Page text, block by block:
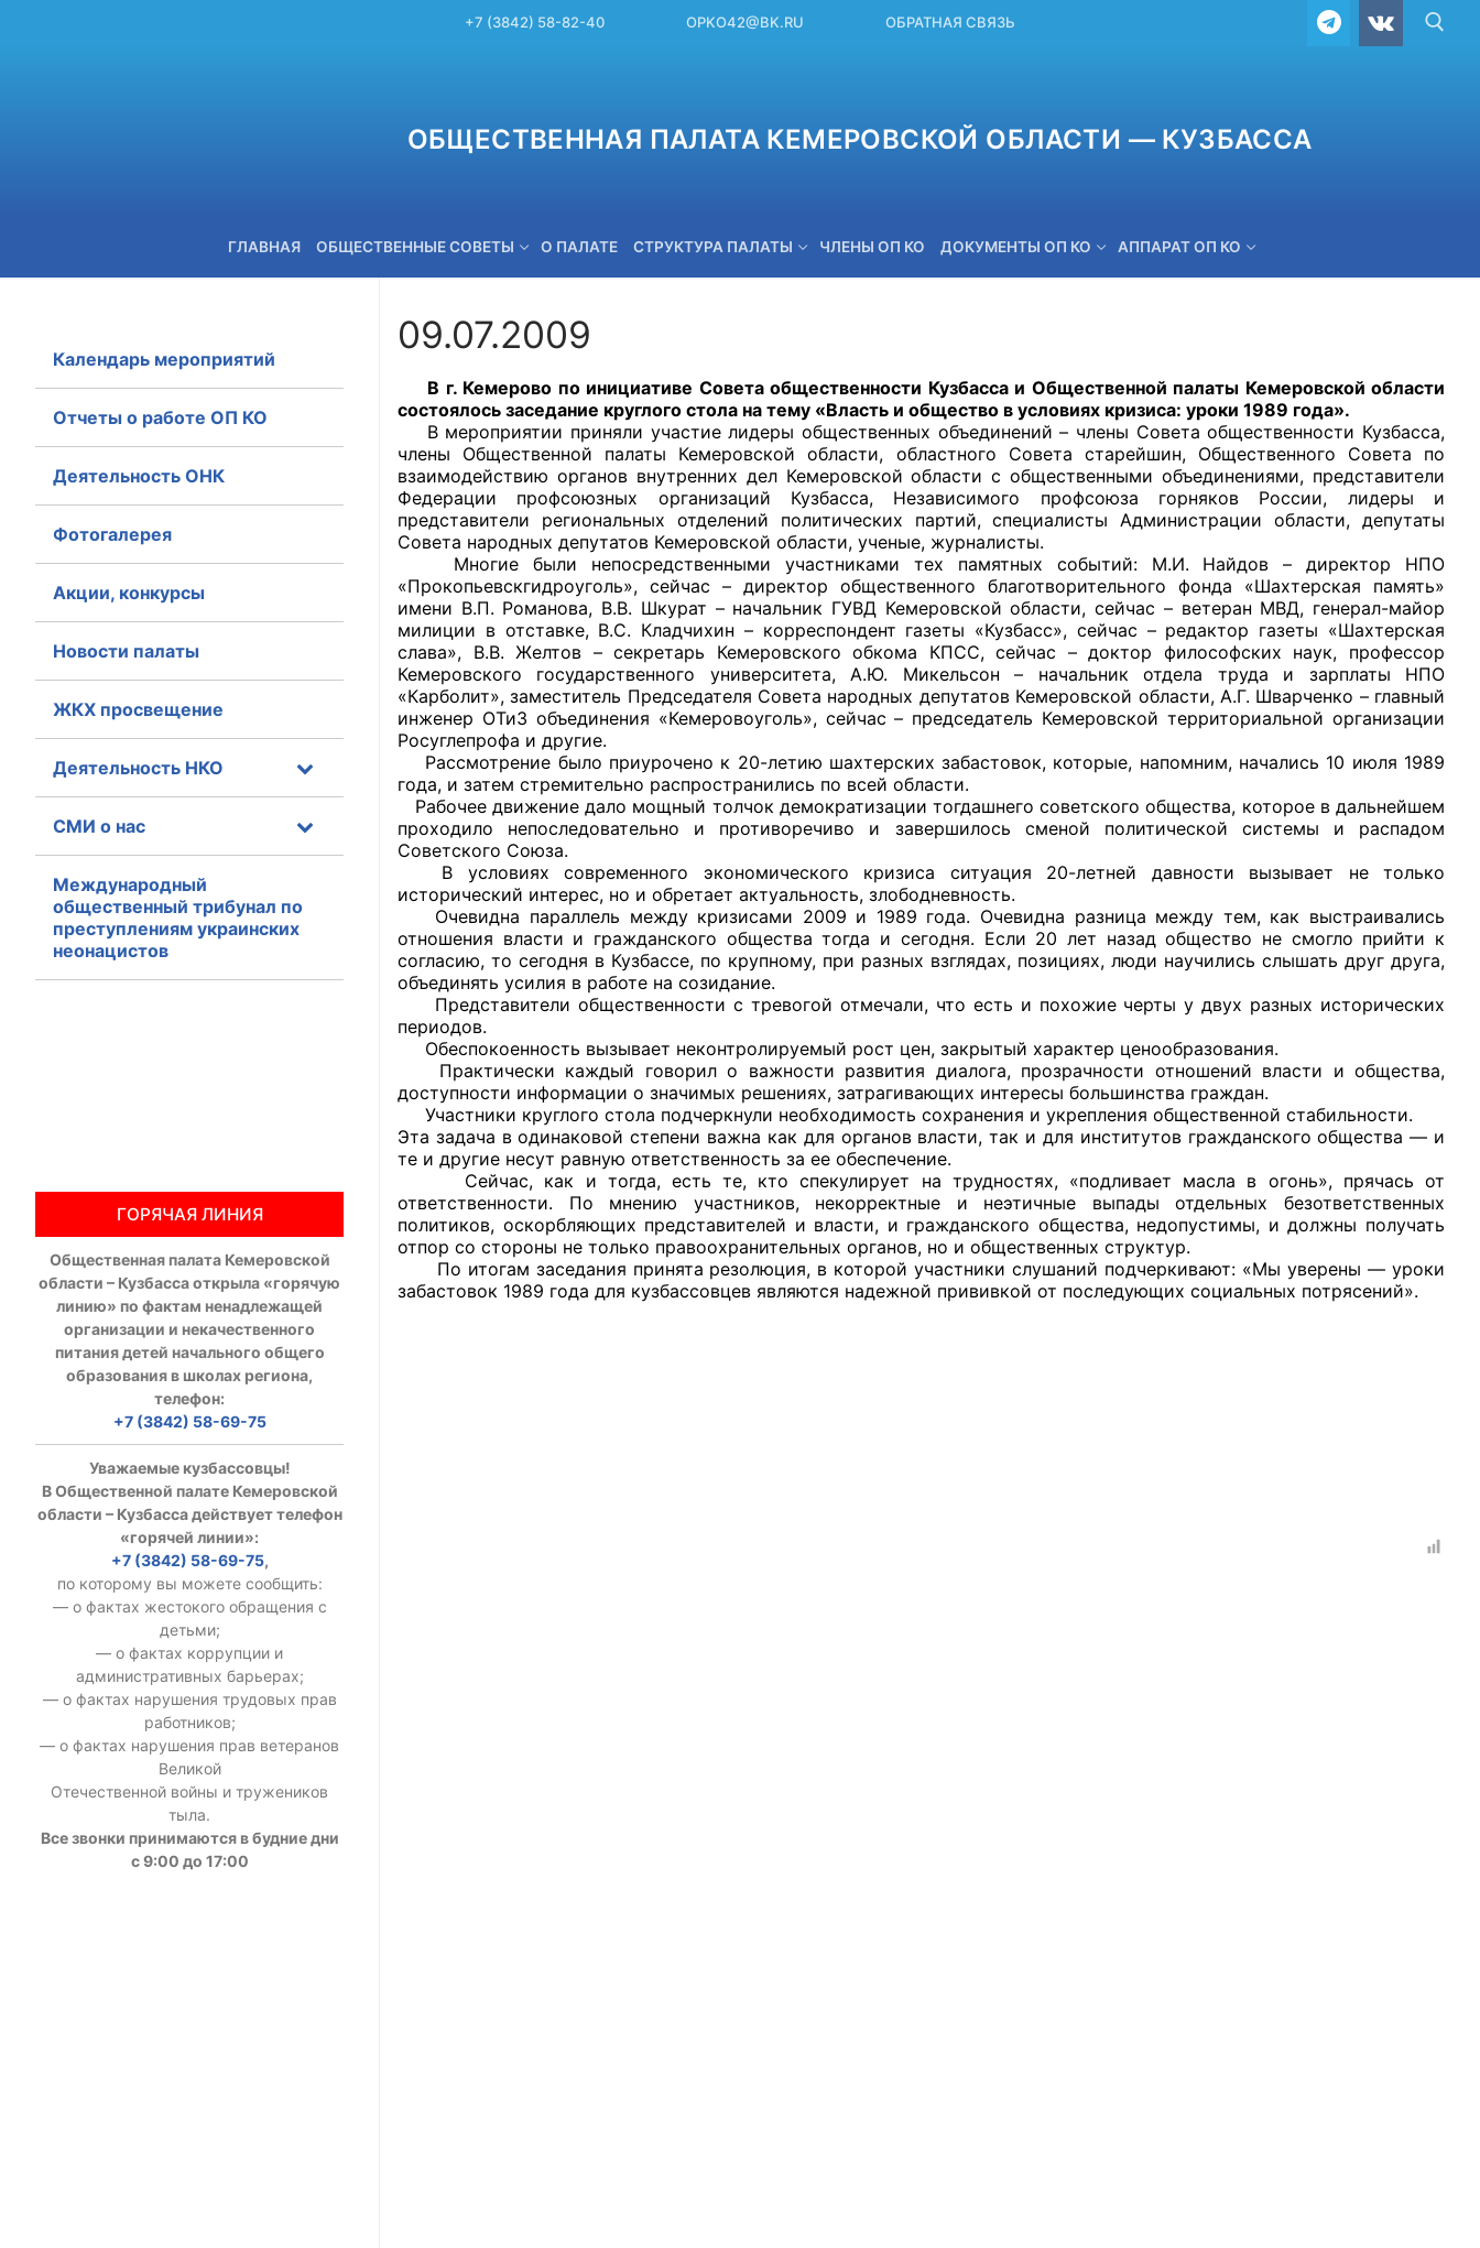
+7 (3842) 58-82-40 OPKO42@BK.RU ОБРАТНАЯ СВЯЗЬ
ОБЩЕСТВЕННАЯ ПАЛАТА КЕМЕРОВСКОЙ ОБЛАСТИ — КУЗБАССА
ГЛАВНАЯ ОБЩЕСТВЕННЫЕ СОВЕТЫ О ПАЛАТЕ СТРУКТУРА ПАЛАТЫ ЧЛЕНЫ ОП КО ДОКУМЕНТЫ ОП КО АППАРАТ ОП КО
+7 (3842) 58-82-40 OPKO42@BK.RU ОБРАТНАЯ СВЯЗЬ
Главная
Общественные советы
Общественные советы при территориальных органах федеральных органов
исполнительной власти
Общественные советы по проведению независимой оценки качества условий
оказания услуг
О Палате
Структура Палаты
Комиссии
Экспертный совет ОП КО
Совет ОП КО
Общественный штаб
Члены ОП КО
Документы ОП КО
Регламент ОП КО
Кодекс этики ОП КО
Положения
09.07.2009
В г. Кемерово по инициативе Совета общественности Кузбасса и Общественной палаты Кемеровской области
состоялось заседание круглого стола на тему «Власть и общество в условиях кризиса: уроки 1989 года».
В мероприятии приняли участие лидеры общественных объединений – члены Совета общественности Кузбасса,
члены Общественной палаты Кемеровской области, областного Совета старейшин, Общественного Совета по
взаимодействию органов внутренних дел Кемеровской области с общественными объединениями, представители
Федерации профсоюзных организаций Кузбасса, Независимого профсоюза горняков России, лидеры и
представители региональных отделений политических партий, специалисты Администрации области, депутаты
Совета народных депутатов Кемеровской области, ученые, журналисты.
Многие были непосредственными участниками тех памятных событий: М.И. Найдов – директор НПО
«Прокопьевскгидроуголь», сейчас – директор общественного благотворительного фонда «Шахтерская память»
имени В.П. Романова, В.В. Шкурат – начальник ГУВД Кемеровской области, сейчас – ветеран МВД, генерал-майор
милиции в отставке, В.С. Кладчихин – корреспондент газеты «Кузбасс», сейчас – редактор газеты «Шахтерская
слава», В.В. Желтов – секретарь Кемеровского обкома КПСС, сейчас – доктор философских наук, профессор
Кемеровского государственного университета, А.Ю. Микельсон – начальник отдела труда и зарплаты НПО
«Карболит», заместитель Председателя Совета народных депутатов Кемеровской области, А.Г. Шварченко – главный
инженер ОТиЗ объединения «Кемеровоуголь», сейчас – председатель Кемеровской территориальной организации
Росуглепрофа и другие.
Рассмотрение было приурочено к 20-летию шахтерских забастовок, которые, напомним, начались 10 июля 1989
года, и затем стремительно распространились по всей области.
Рабочее движение дало мощный толчок демократизации тогдашнего советского общества, которое в дальнейшем
проходило непоследовательно и противоречиво и завершилось сменой политической системы и распадом
Советского Союза.
В условиях современного экономического кризиса ситуация 20-летней давности вызывает не только
исторический интерес, но и обретает актуальность, злободневность.
Очевидна параллель между кризисами 2009 и 1989 года. Очевидна разница между тем, как выстраивались
отношения власти и гражданского общества тогда и сегодня. Если 20 лет назад общество не смогло прийти к
согласию, то сегодня в Кузбассе, по крупному, при разных взглядах, позициях, люди научились слышать друг друга,
объединять усилия в работе на созидание.
Представители общественности с тревогой отмечали, что есть и похожие черты у двух разных исторических
периодов.
Обеспокоенность вызывает неконтролируемый рост цен, закрытый характер ценообразования.
Практически каждый говорил о важности развития диалога, прозрачности отношений власти и общества,
доступности информации о значимых решениях, затрагивающих интересы большинства граждан.
Участники круглого стола подчеркнули необходимость сохранения и укрепления общественной стабильности.
Эта задача в одинаковой степени важна как для органов власти, так и для институтов гражданского общества — и
те и другие несут равную ответственность за ее обеспечение.
Сейчас, как и тогда, есть те, кто спекулирует на трудностях, «подливает масла в огонь», прячась от
ответственности. По мнению участников, некорректные и неэтичные выпады отдельных безответственных
политиков, оскорбляющих представителей и власти, и гражданского общества, недопустимы, и должны получать
отпор со стороны не только правоохранительных органов, но и общественных структур.
По итогам заседания принята резолюция, в которой участники слушаний подчеркивают: «Мы уверены — уроки
забастовок 1989 года для кузбассовцев являются надежной прививкой от последующих социальных потрясений».
Календарь мероприятий
Отчеты о работе ОП КО
Деятельность ОНК
Фотогалерея
Акции, конкурсы
Новости палаты
ЖКХ просвещение
Деятельность НКО
СМИ о нас
Международный
общественный трибунал по
преступлениям украинских
неонацистов
ГОРЯЧАЯ ЛИНИЯ
Общественная палата Кемеровской
области – Кузбасса открыла «горячую
линию» по фактам ненадлежащей
организации и некачественного
питания детей начального общего
образования в школах региона,
телефон:
+7 (3842) 58-69-75
Уважаемые кузбассовцы!
В Общественной палате Кемеровской
области – Кузбасса действует телефон
«горячей линии»:
+7 (3842) 58-69-75,
по которому вы можете сообщить:
— о фактах жестокого обращения с
детьми;
— о фактах коррупции и
административных барьерах;
— о фактах нарушения трудовых прав
работников;
— о фактах нарушения прав ветеранов
Великой
Отечественной войны и тружеников
тыла.
Все звонки принимаются в будние дни
с 9:00 до 17:00